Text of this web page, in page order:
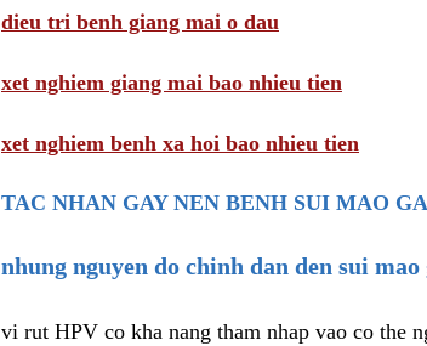
dieu tri benh giang mai o dau
xet nghiem giang mai bao nhieu tien
xet nghiem benh xa hoi bao nhieu tien
TAC NHAN GAY NEN BENH SUI MAO
nhung nguyen do chinh dan den sui mao
vi rut HPV co kha nang tham nhap vao co the